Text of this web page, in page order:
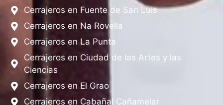
Cerrajeros en Fuente de San Luis
Cerrajeros en Na Rovella
Cerrajeros en La Punta
Cerrajeros en Ciudad de las Artes y las
Ciencias
Cerrajeros en El Grao
Cerrajeros en Cabañal Cañamelar